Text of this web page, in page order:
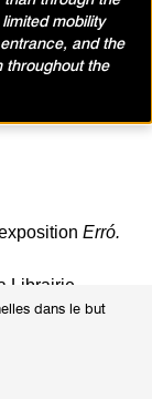
dans le but
Erró.
Librairie
à rencontrer
mobility
and the
throughout the